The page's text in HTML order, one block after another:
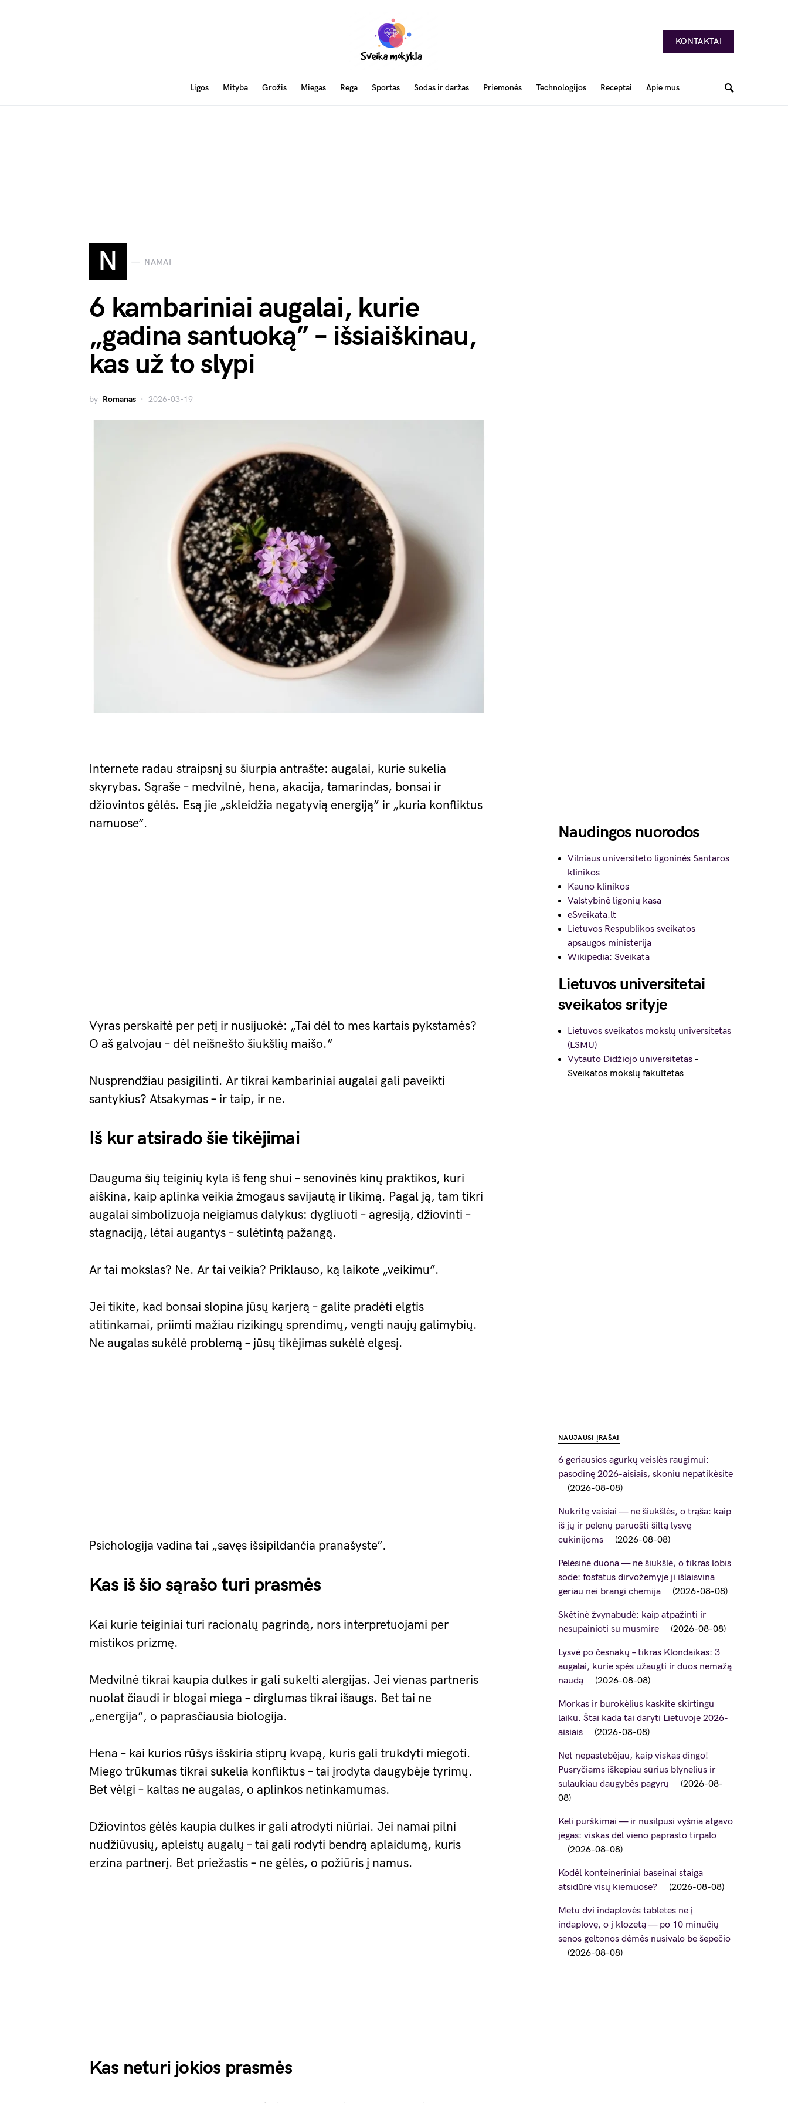
KONTAKTAI
Ligos Mityba Grožis Miegas Rega Sportas Sodas ir daržas Priemonės Technologijos Receptai Apie mus
N NAMAI
6 kambariniai augalai, kurie
„gadina santuoką” – išsiaiškinau,
kas už to slypi
by Romanas 2026-03-19
Internete radau straipsnį su šiurpia antrašte: augalai, kurie sukelia
skyrybas. Sąraše – medvilnė, hena, akacija, tamarindas, bonsai ir
džiovintos gėlės. Esą jie „skleidžia negatyvią energiją” ir „kuria konfliktus
namuose”.
Vyras perskaitė per petį ir nusijuokė: „Tai dėl to mes kartais pykstamės?
O aš galvojau – dėl neišnešto šiukšlių maišo.”
Nusprendžiau pasigilinti. Ar tikrai kambariniai augalai gali paveikti
santykius? Atsakymas – ir taip, ir ne.
Iš kur atsirado šie tikėjimai
Dauguma šių teiginių kyla iš feng shui – senovinės kinų praktikos, kuri
aiškina, kaip aplinka veikia žmogaus savijautą ir likimą. Pagal ją, tam tikri
augalai simbolizuoja neigiamus dalykus: dygliuoti – agresiją, džiovinti –
stagnaciją, lėtai augantys – sulėtintą pažangą.
Ar tai mokslas? Ne. Ar tai veikia? Priklauso, ką laikote „veikimu”.
Jei tikite, kad bonsai slopina jūsų karjerą – galite pradėti elgtis
atitinkamai, priimti mažiau rizikingų sprendimų, vengti naujų galimybių.
Ne augalas sukėlė problemą – jūsų tikėjimas sukėlė elgesį.
Psichologija vadina tai „savęs išsipildančia pranašyste”.
Kas iš šio sąrašo turi prasmės
Kai kurie teiginiai turi racionalų pagrindą, nors interpretuojami per
mistikos prizmę.
Medvilnė tikrai kaupia dulkes ir gali sukelti alergijas. Jei vienas partneris
nuolat čiaudi ir blogai miega – dirglumas tikrai išaugs. Bet tai ne
„energija”, o paprasčiausia biologija.
Hena – kai kurios rūšys išskiria stiprų kvapą, kuris gali trukdyti miegoti.
Miego trūkumas tikrai sukelia konfliktus – tai įrodyta daugybėje tyrimų.
Bet vėlgi – kaltas ne augalas, o aplinkos netinkamumas.
Džiovintos gėlės kaupia dulkes ir gali atrodyti niūriai. Jei namai pilni
nudžiūvusių, apleistų augalų – tai gali rodyti bendrą aplaidumą, kuris
erzina partnerį. Bet priežastis – ne gėlės, o požiūris į namus.
Kas neturi jokios prasmės
Naudingos nuorodos
Vilniaus universiteto ligoninės Santaros
klinikos
Kauno klinikos
Valstybinė ligonių kasa
eSveikata.lt
Lietuvos Respublikos sveikatos
apsaugos ministerija
Wikipedia: Sveikata
Lietuvos universitetai
sveikatos srityje
Lietuvos sveikatos mokslų universitetas
(LSMU)
Vytauto Didžiojo universitetas –
Sveikatos mokslų fakultetas
NAUJAUSI ĮRAŠAI
6 geriausios agurkų veislės raugimui:
pasodinę 2026-aisiais, skoniu nepatikėsite
2026-08-08
Nukritę vaisiai — ne šiukšlės, o trąša: kaip
iš jų ir pelenų paruošti šiltą lysvę
cukinijoms
2026-08-08
Pelėsinė duona — ne šiukšlė, o tikras lobis
sode: fosfatus dirvožemyje ji išlaisvina
geriau nei brangi chemija
2026-08-08
Skėtinė žvynabudė: kaip atpažinti ir
nesupainioti su musmire
2026-08-08
Lysvė po česnakų – tikras Klondaikas: 3
augalai, kurie spės užaugti ir duos nemažą
naudą
2026-08-08
Morkas ir burokėlius kaskite skirtingu
laiku. Štai kada tai daryti Lietuvoje 2026-
aisiais
2026-08-08
Net nepastebėjau, kaip viskas dingo!
Pusryčiams iškepiau sūrius blynelius ir
sulaukiau daugybės pagyrų
2026-08-
08
Keli purškimai — ir nusilpusi vyšnia atgavo
jėgas: viskas dėl vieno paprasto tirpalo
2026-08-08
Kodėl konteineriniai baseinai staiga
atsidūrė visų kiemuose?
2026-08-08
Metu dvi indaplovės tabletes ne į
indaplovę, o į klozetą — po 10 minučių
senos geltonos dėmės nusivalo be šepečio
2026-08-08